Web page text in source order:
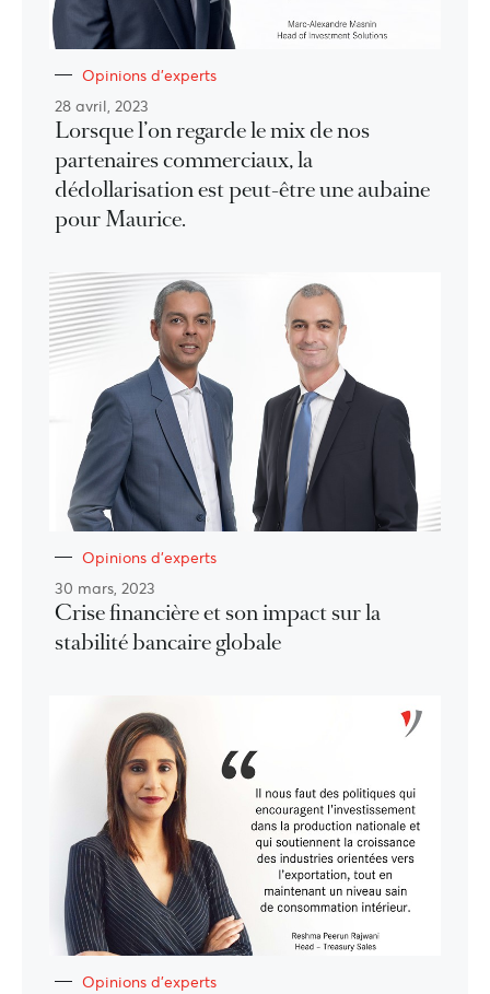
Opinions d'experts
28 avril, 2023
Lorsque l’on regarde le mix de nos
partenaires commerciaux, la
dédollarisation est peut-être une aubaine
pour Maurice.
Opinions d'experts
30 mars, 2023
Crise financière et son impact sur la
stabilité bancaire globale
Opinions d'experts